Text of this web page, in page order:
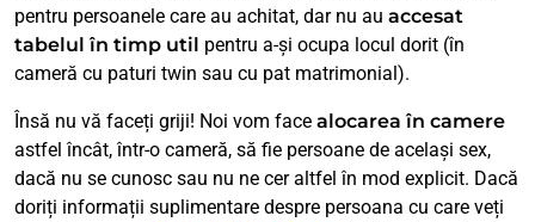
pentru persoanele care au achitat, dar nu au accesat
tabelul în timp util pentru a-și ocupa locul dorit (în
cameră cu paturi twin sau cu pat matrimonial).
Însă nu vă faceți griji! Noi vom face alocarea în camere
astfel încât, într-o cameră, să fie persoane de același sex,
dacă nu se cunosc sau nu ne cer altfel în mod explicit. Dacă
doriți informații suplimentare despre persoana cu care veți